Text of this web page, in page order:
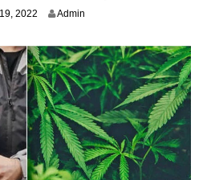
2022
o
b
e
r
1
9
2
0
Admin